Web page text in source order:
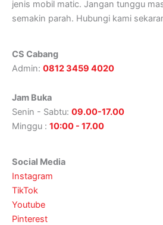
jenis mobil matic. Jangan tunggu
semakin parah. Hubungi kami
CS Cabang
Admin: 0812 3459 4020
Jam Buka
Senin - Sabtu: 09.00-17.00
Minggu : 10:00 - 17.00
Social Media
Instagram
TikTok
Youtube
Pinterest